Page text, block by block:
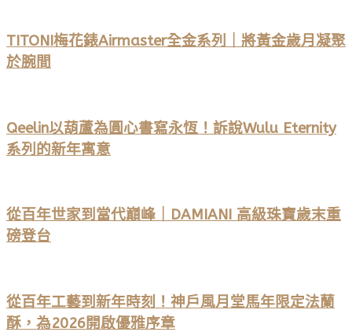
TITONI梅花錶Airmaster全金系列｜將黃金歲月凝聚
於腕間
Qeelin以葫蘆為圓心書寫永恆！訴說Wulu Eternity
系列的新年寓意
從百年世家到當代巔峰｜DAMIANI 高級珠寶歲末重
磅登台
從百年工藝到新年時刻！神戶風月堂馬年限定法蘭
酥，為2026開啟優雅序章